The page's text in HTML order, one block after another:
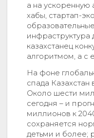
а на ускоренную
хабы, стартап-
инфраструктура
казахстанец
алгоритмом, а с
На фоне
спада Казахстан
Около шести
сегодня – и
миллионов к
сохраняется
детьми и более;